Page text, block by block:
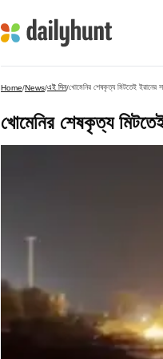
Home/News/এই দিন/খোমেনির শেষকৃত্য মিটতেই ইরানের
খোমেনির শেষকৃত্য